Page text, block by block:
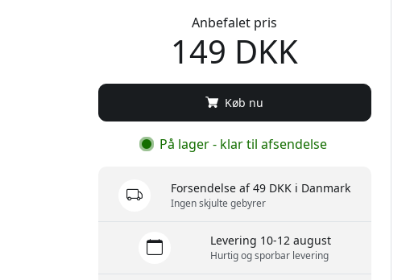
Anbefalet pris
149 DKK
Køb nu
På lager - klar til afsendelse
Forsendelse af 49 DKK i Danmark
Ingen skjulte gebyrer
Levering 10-12 august
Hurtig og sporbar levering